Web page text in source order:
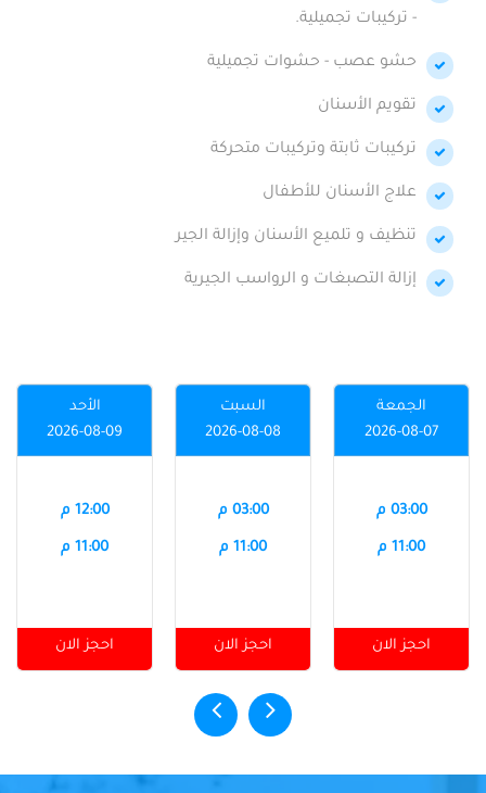
- تركيبات تجميلية.
حشو عصب - حشوات تجميلية
تقويم الأسنان
تركيبات ثابتة وتركيبات متحركة
علاج الأسنان للأطفال
تنظيف و تلميع الأسنان وإزالة الجير
إزالة التصبغات و الرواسب الجيرية
الجمعة
2026-08-07
03:00 م
11:00 م
احجز الان
السبت
2026-08-08
03:00 م
11:00 م
احجز الان
الأحد
2026-08-09
12:00 م
11:00 م
احجز الان